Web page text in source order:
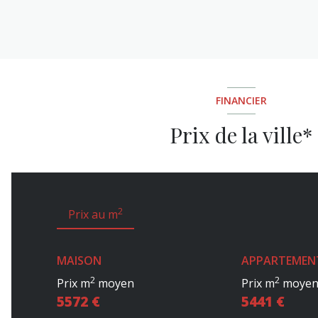
FINANCIER
Prix de la ville*
Prix au m2
MAISON
Prix m2 moyen
5572 €
Prix m2 moyen
5441 €